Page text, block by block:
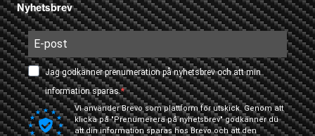
Nyhetsbrev
Jag godkänner prenumeration på nyhetsbrev och att min
information sparas.
Vi använder Brevo som plattform för utskick. Genom att
klicka på "Prenumerera på nyhetsbrev" godkänner du
att din information sparas hos Brevo och att den